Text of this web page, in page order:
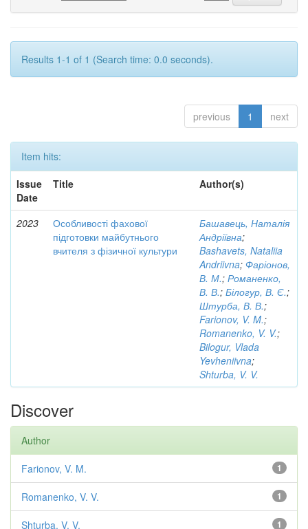
Results 1-1 of 1 (Search time: 0.0 seconds).
previous 1 next
Item hits:
Issue
Date
Title Author(s)
2023
Особливості фахової
підготовки майбутнього
вчителя з фізичної культури
Башавець, Наталія
Андріївна;
Bashavets, Nataliia
Andriivna; Фаріонов,
В. М.; Романенко,
В. В.; Білогур, В. Є.;
Штурба, В. В.;
Farionov, V. M.;
Romanenko, V. V.;
Bilogur, Vlada
Yevheniivna;
Shturba, V. V.
Discover
Author
1
Farionov, V. M.
1
Romanenko, V. V.
1
Shturba, V. V.